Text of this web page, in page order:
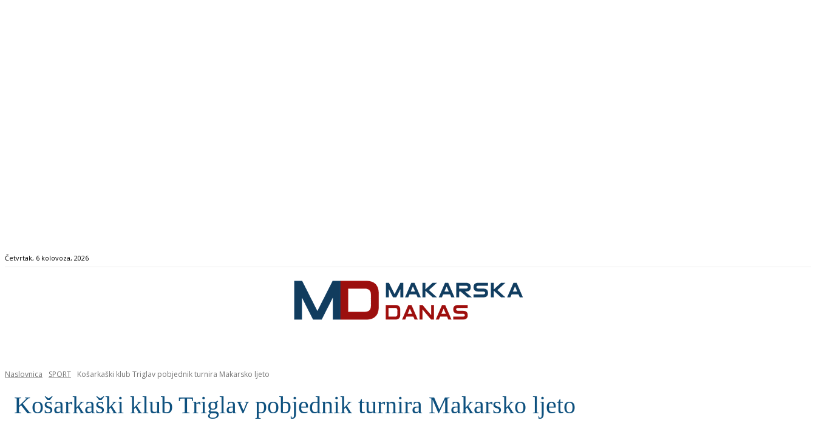
Četvrtak, 6 kolovoza, 2026
Naslovnica SPORT Košarkaški klub Triglav pobjednik turnira Makarsko ljeto
Košarkaški klub Triglav pobjednik turnira Makarsko ljeto